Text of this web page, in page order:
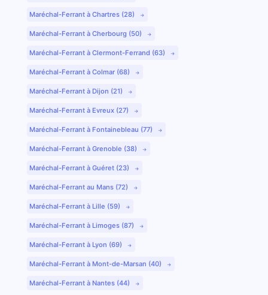
Maréchal-Ferrant à Chartres (28)
Maréchal-Ferrant à Cherbourg (50)
Maréchal-Ferrant à Clermont-Ferrand (63)
Maréchal-Ferrant à Colmar (68)
Maréchal-Ferrant à Dijon (21)
Maréchal-Ferrant à Evreux (27)
Maréchal-Ferrant à Fontainebleau (77)
Maréchal-Ferrant à Grenoble (38)
Maréchal-Ferrant à Guéret (23)
Maréchal-Ferrant au Mans (72)
Maréchal-Ferrant à Lille (59)
Maréchal-Ferrant à Limoges (87)
Maréchal-Ferrant à Lyon (69)
Maréchal-Ferrant à Mont-de-Marsan (40)
Maréchal-Ferrant à Nantes (44)